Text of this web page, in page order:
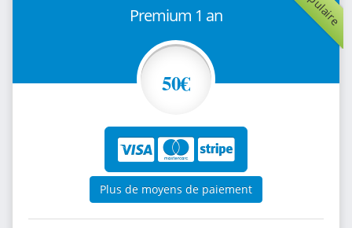
Premium 1 an
50€
Plus de moyens de paiement